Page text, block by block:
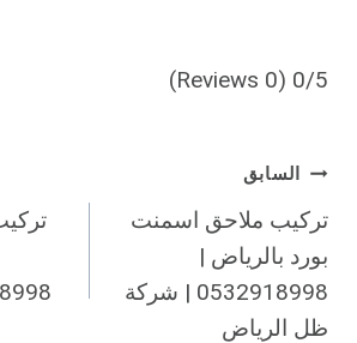
0/5
(0 Reviews)
تصفّح
المقالات
السابق
تركيب ملاحق اسمنت
بورد بالرياض |
0532918998 | شركة
ظل الرياض